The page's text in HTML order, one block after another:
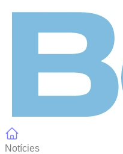
Notícies